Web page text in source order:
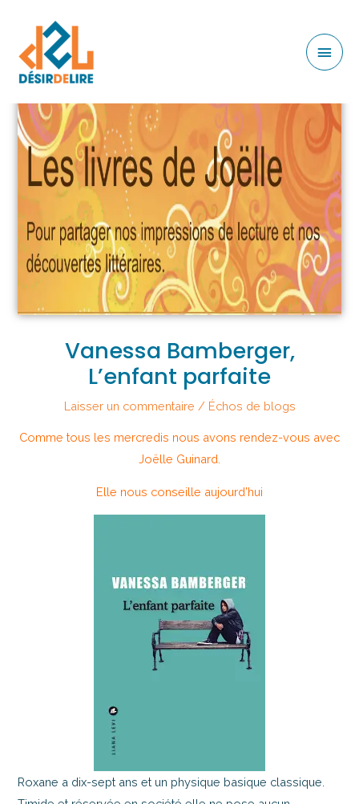
Vanessa Bamberger,
L’enfant parfaite
Laisser un commentaire / Échos de blogs
Comme tous les mercredis nous avons rendez-vous avec
Joëlle Guinard.
Elle nous conseille aujourd’hui
Roxane a dix-sept ans et un physique basique classique.